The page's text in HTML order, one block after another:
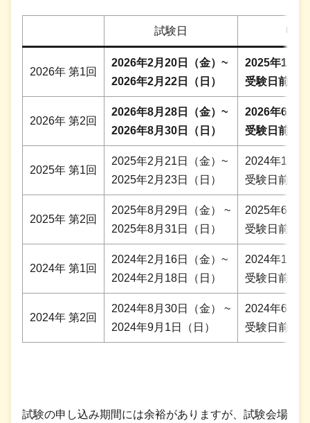
試験日 申
2026年 第1回
2026年2月20日（金）~
2026年2月22日（日）
2025年12月
受験日前日
2026年 第2回
2026年8月28日（金）~
2026年8月30日（日）
2026年6月1
受験日前日
2025年 第1回
2025年2月21日（金）~
2025年2月23日（日）
2024年12月
受験日前日
2025年 第2回
2025年8月29日（金） ~
2025年8月31日（日）
2025年6月2
受験日前日
2024年 第1回
2024年2月16日（金）~
2024年2月18日（日）
2024年12月
受験日前日
2024年 第2回
2024年8月30日（金） ~
2024年9月1日（日）
2024年6月3
受験日前日
試験の申し込み期間には余裕がありますが、試験会場